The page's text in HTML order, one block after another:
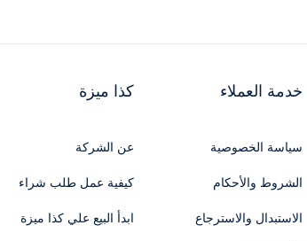
خدمة العملاء
سياسة الخصوصية
الشروط والأحكام
الاستبدال والاسترجاع
كذا ميزة
عن الشركة
كيفية عمل طلب شراء
ابدأ البيع علي كذا ميزة